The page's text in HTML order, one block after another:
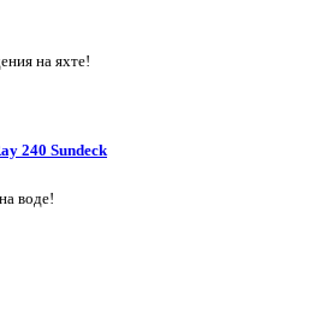
на яхте!
240 Sundeck
воде!